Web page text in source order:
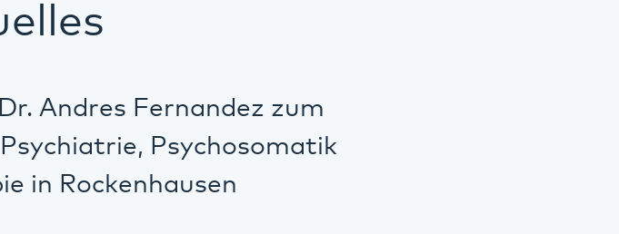
Andres Fernandez zum
Psychosomatik
in Rockenhausen